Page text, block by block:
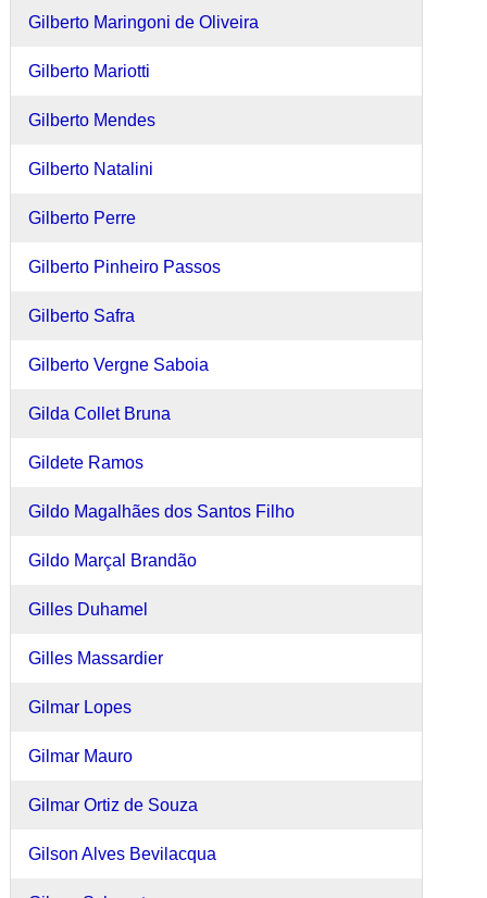
Gilberto Maringoni de Oliveira
Gilberto Mariotti
Gilberto Mendes
Gilberto Natalini
Gilberto Perre
Gilberto Pinheiro Passos
Gilberto Safra
Gilberto Vergne Saboia
Gilda Collet Bruna
Gildete Ramos
Gildo Magalhães dos Santos Filho
Gildo Marçal Brandão
Gilles Duhamel
Gilles Massardier
Gilmar Lopes
Gilmar Mauro
Gilmar Ortiz de Souza
Gilson Alves Bevilacqua